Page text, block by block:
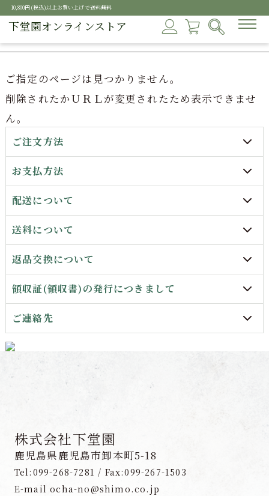
下堂園オンラインストア
10,800円(税込)以上お買い上げで送料無料
ご指定のページは見つかりません。
削除されたかＵＲＬが変更されたため表示できませ
ん。
ご注文方法
お支払方法
配送について
送料について
返品交換について
領収証(領収書)の発行につきまして
ご連絡先
株式会社下堂園
鹿児島県鹿児島市卸本町5-18
Tel:099-268-7281 / Fax:099-267-1503
E-mail ocha-no@shimo.co.jp